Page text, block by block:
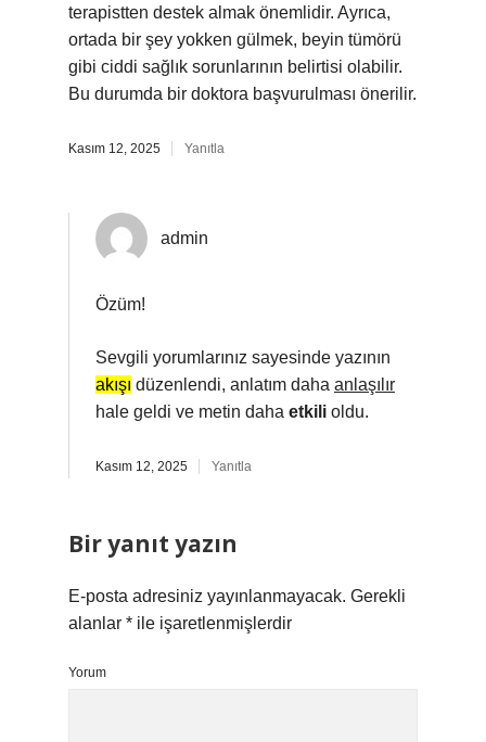
terapistten destek almak önemlidir. Ayrıca,
ortada bir şey yokken gülmek, beyin tümörü
gibi ciddi sağlık sorunlarının belirtisi olabilir.
Bu durumda bir doktora başvurulması önerilir.
Kasım 12, 2025 Yanıtla
admin
Özüm!
Sevgili yorumlarınız sayesinde yazının
akışı düzenlendi, anlatım daha anlaşılır
hale geldi ve metin daha etkili oldu.
Kasım 12, 2025 Yanıtla
Bir yanıt yazın
E-posta adresiniz yayınlanmayacak. Gerekli
alanlar * ile işaretlenmişlerdir
Yorum